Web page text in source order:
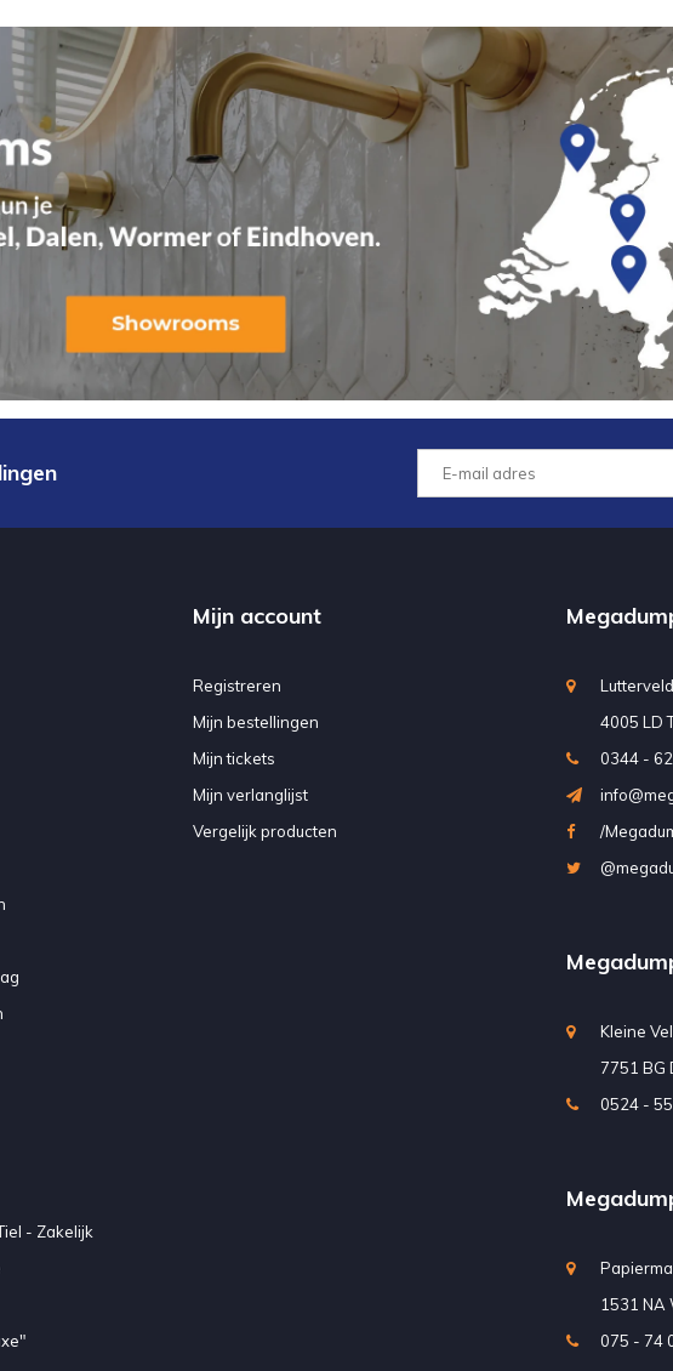
- Zakelijk
Mijn account
Registreren
Mijn bestellingen
Mijn tickets
Mijn verlanglijst
Vergelijk producten
4005 LD
0344 -
/
Kleine
7751 BG
0524 -
1531 NA
075 - 74